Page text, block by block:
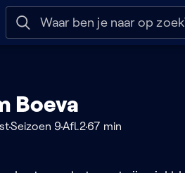
Naar help
Boeva
Seizoen 9Afl.267 min